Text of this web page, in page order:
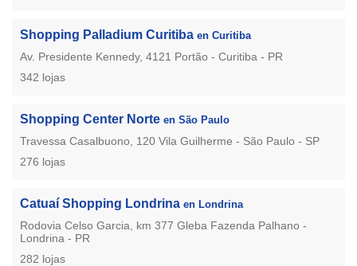
Shopping Palladium Curitiba en Curitiba
Av. Presidente Kennedy, 4121 Portão - Curitiba - PR
342 lojas
Shopping Center Norte en São Paulo
Travessa Casalbuono, 120 Vila Guilherme - São Paulo - SP
276 lojas
Catuaí Shopping Londrina en Londrina
Rodovia Celso Garcia, km 377 Gleba Fazenda Palhano -
Londrina - PR
282 lojas